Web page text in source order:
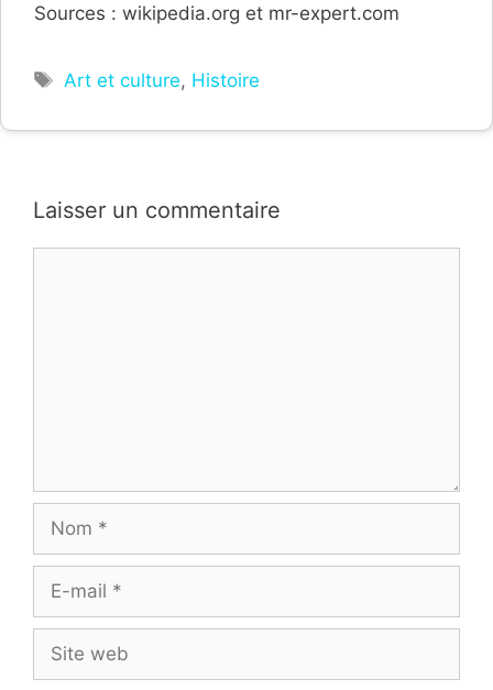
Sources : wikipedia.org et mr-expert.com
Étiquettes
Art et culture, Histoire
Laisser un commentaire
mail
web